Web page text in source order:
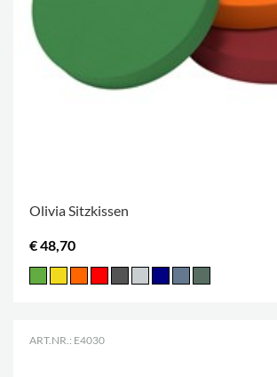
Olivia Sitzkissen
€ 48,70
ART.NR.: E4030